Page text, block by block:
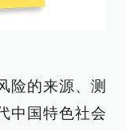
险的来源、测
中国特色社会